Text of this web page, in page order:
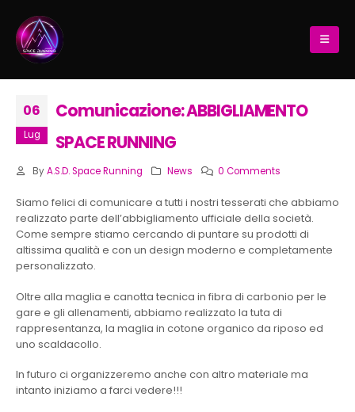
06
Lug
Comunicazione: ABBIGLIAMENTO
SPACE RUNNING
By A.S.D. Space Running News 0 Comments
Siamo felici di comunicare a tutti i nostri tesserati che abbiamo
realizzato parte dell’abbigliamento ufficiale della società.
Come sempre stiamo cercando di puntare su prodotti di
altissima qualità e con un design moderno e completamente
personalizzato.
Oltre alla maglia e canotta tecnica in fibra di carbonio per le
gare e gli allenamenti, abbiamo realizzato la tuta di
rappresentanza, la maglia in cotone organico da riposo ed
uno scaldacollo.
In futuro ci organizzeremo anche con altro materiale ma
intanto iniziamo a farci vedere!!!